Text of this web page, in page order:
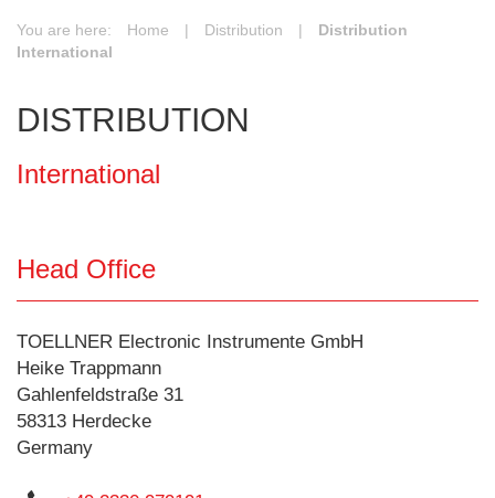
You are here: Home | Distribution |
Distribution
International
DISTRIBUTION
International
Head Office
TOELLNER Electronic Instrumente GmbH
Heike Trappmann
Gahlenfeldstraße 31
58313 Herdecke
Germany